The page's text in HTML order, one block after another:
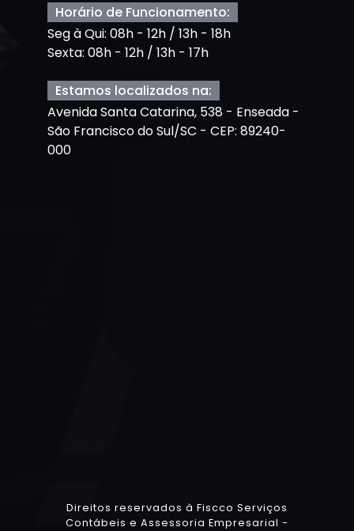
Horário de Funcionamento:
Seg à Qui: 08h - 12h / 13h - 18h
Sexta: 08h - 12h / 13h - 17h
Estamos localizados na:
Avenida Santa Catarina, 538 - Enseada -
São Francisco do Sul/SC - CEP: 89240-
000
Direitos reservados à Fiscco Serviços
Contábeis e Assessoria Empresarial -